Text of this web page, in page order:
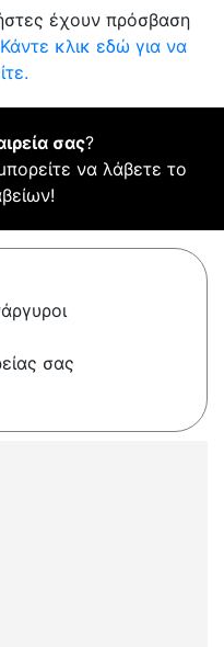
έχουν πρόσβαση
Κάντε κλικ εδώ για να
σας?
να λάβετε το
σας